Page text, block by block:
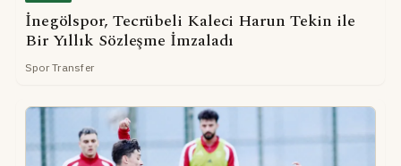
İnegölspor, Tecrübeli Kaleci Harun Tekin ile
Bir Yıllık Sözleşme İmzaladı
Spor Transfer